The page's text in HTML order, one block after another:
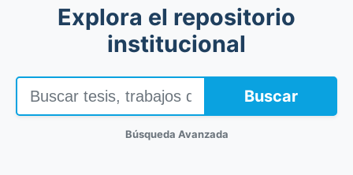
Explora el repositorio
institucional
Buscar
Búsqueda Avanzada